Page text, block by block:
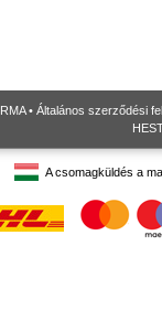
RMA• Általános szerződési
A csomagküldés a